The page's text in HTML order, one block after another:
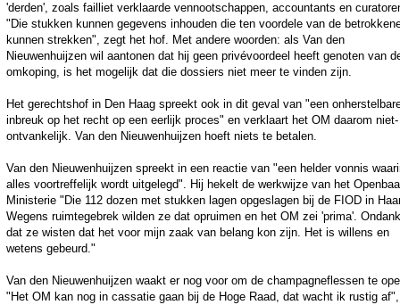
'derden', zoals failliet verklaarde vennootschappen, accountants en
"Die stukken kunnen gegevens inhouden die ten voordele van de
kunnen strekken", zegt het hof. Met andere woorden: als Van den
Nieuwenhuijzen wil aantonen dat hij geen privévoordeel heeft genoten van
omkoping, is het mogelijk dat die dossiers niet meer te vinden zijn.
Het gerechtshof in Den Haag spreekt ook in dit geval van "een
inbreuk op het recht op een eerlijk proces" en verklaart het OM daarom niet-
ontvankelijk. Van den Nieuwenhuijzen hoeft niets te betalen.
Van den Nieuwenhuijzen spreekt in een reactie van "een helder vonnis
alles voortreffelijk wordt uitgelegd". Hij hekelt de werkwijze van het
Ministerie "Die 112 dozen met stukken lagen opgeslagen bij de FIOD in
Wegens ruimtegebrek wilden ze dat opruimen en het OM zei 'prima'.
dat ze wisten dat het voor mijn zaak van belang kon zijn. Het is willens en
wetens gebeurd."
Van den Nieuwenhuijzen waakt er nog voor om de champagneflessen te
"Het OM kan nog in cassatie gaan bij de Hoge Raad, dat wacht ik rustig af",